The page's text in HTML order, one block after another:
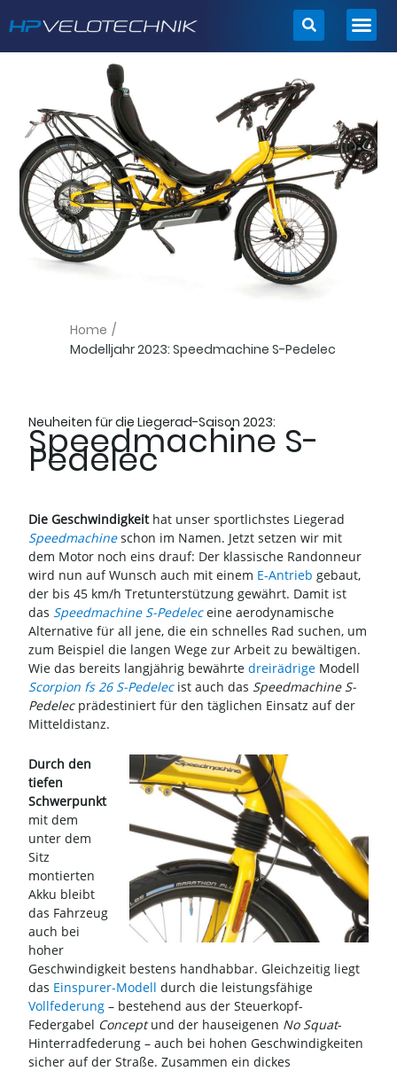
Inhalt
Home /
Modelljahr 2023: Speedmachine S-Pedelec
Neuheiten für die Liegerad-Saison 2023:
Speedmachine S-
Pedelec
Die Geschwindigkeithat unser sportlichstes Liegerad
Speedmachineschon im Namen. Jetzt setzen wir mit
dem Motor noch eins drauf: Der klassische Randonneur
wird nun auf Wunsch auch mit einem E-Antrieb gebaut,
der bis 45 km/h Tretunterstützung gewährt. Damit ist
das Speedmachine S-Pedeleceine aerodynamische
Alternative für all jene, die ein schnelles Rad suchen, um
zum Beispiel die langen Wege zur Arbeit zu bewältigen.
Wie das bereits langjährig bewährte dreirädrigeModell
Scorpion fs 26 S-Pedelecist auch das Speedmachine S-
Pedelecprädestiniert für den täglichen Einsatz auf der
Mitteldistanz.
Durch den
tiefen
Schwerpunkt
mit dem
unter dem
Sitz
montierten
Akku bleibt
das Fahrzeug
auch bei
hoher
Geschwindigkeit bestens handhabbar. Gleichzeitig liegt
das Einspurer-Modell durch die leistungsfähige
Vollfederung– bestehend aus der Steuerkopf-
Federgabel Conceptund der hauseigenen No Squat-
Hinterradfederung – auch bei hohen Geschwindigkeiten
sicher auf der Straße. Zusammen ein dickes